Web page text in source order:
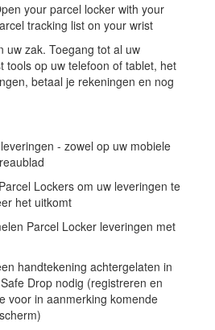
your parcel locker with your
tracking list on your wrist
uw zak. Toegang tot al uw
tools op uw telefoon of tablet, het
betaal je rekeningen en nog
- zowel op uw mobiele
Lockers om uw leveringen te
het uitkomt
Parcel Locker leveringen met
handtekening achtergelaten in
Drop nodig (registreren en
voor in aanmerking komende